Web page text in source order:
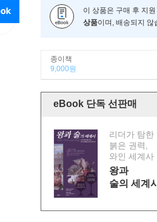
이 상품은 구매 후 지
상품이며, 배송되지 않
종이책
9,000원
eBook 단독 선판매
리더가 탐한
붉은 권력,
와인 세계사
왕과
술의 세계